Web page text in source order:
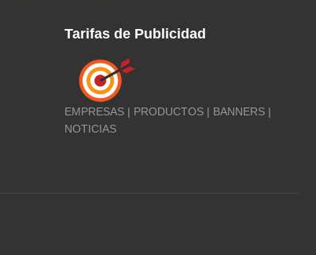
Tarifas de Publicidad
EMPRESAS | PRODUCTOS | BANNERS |
NOTICIAS